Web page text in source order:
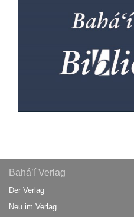
Bahá’í Verlag
Der Verlag
Neu im Verlag